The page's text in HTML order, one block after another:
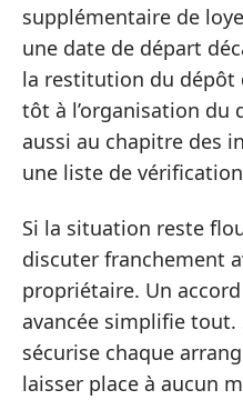
supplémentaire de
une date de départ
la restitution du dépôt
tôt à l’organisation du
aussi au chapitre des
une liste de
Si la situation reste
discuter franchement
propriétaire. Un
avancée simplifie tout.
sécurise chaque
laisser place à aucun